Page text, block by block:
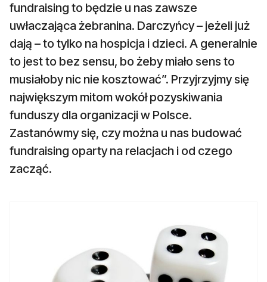
fundraising to będzie u nas zawsze
uwłaczająca żebranina. Darczyńcy – jeżeli już
dają – to tylko na hospicja i dzieci. A generalnie
to jest to bez sensu, bo żeby miało sens to
musiałoby nic nie kosztować”. Przyjrzyjmy się
największym mitom wokół pozyskiwania
funduszy dla organizacji w Polsce.
Zastanówmy się, czy można u nas budować
fundraising oparty na relacjach i od czego
zacząć.